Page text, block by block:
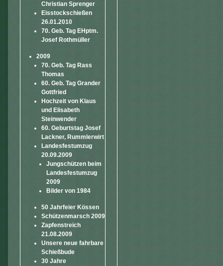
Christian Sprenger
Eisstockschießen
26.01.2010
70. Geb. Tag EHptm.
Josef Rothmüller
2009
70. Geb. Tag Rass
Thomas
60. Geb. Tag Grander
Gottfried
Hochzeit von Klaus
und Elisabeth
Steinwender
60. Geburtstag Josef
Lackner, Rummlerwirt
Landesfestumzug
20.09.2009
Jungschützen beim
Landesfestumzug
2009
Bilder von 1984
50 Jahrfeier Kössen
Schützenmarsch 2009
Zapfenstreich
21.08.2009
Unsere neue fahrbare
Schießbude
30 Jahre